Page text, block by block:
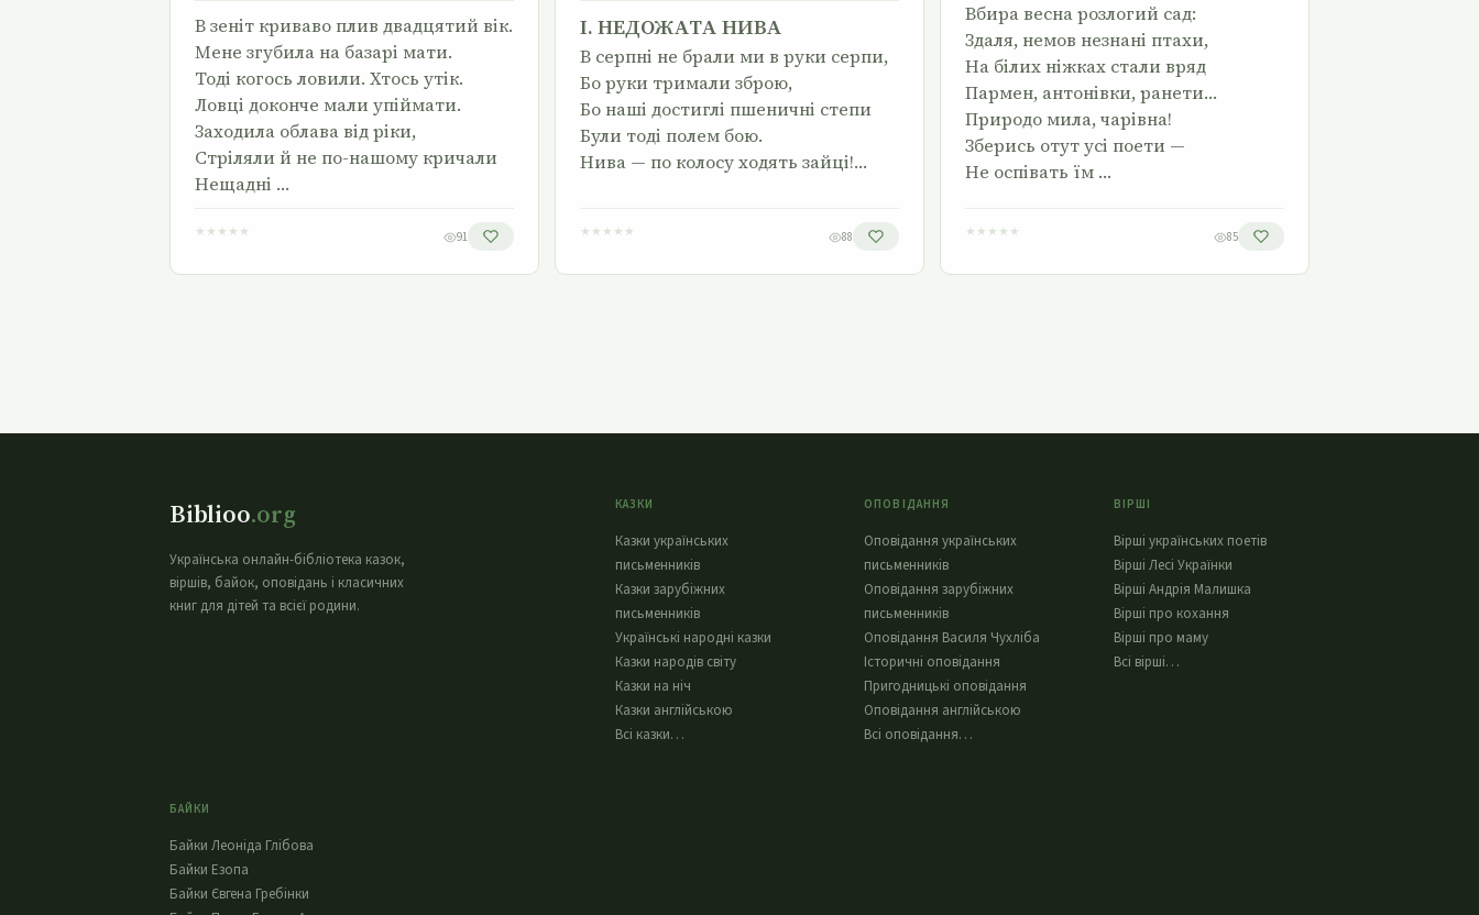
В зеніт криваво плив двадцятий вік.
Мене згубила на базарі мати.
Тоді когось ловили. Хтось утік.
Ловці доконче мали упіймати.
Заходила облава від ріки,
Стріляли й не по-нашому кричали
Нещадні …
★ ★ ★ ★ ★ 91
І. НЕДОЖАТА НИВА
В серпні не брали ми в руки серпи,
Бо руки тримали зброю,
Бо наші достиглі пшеничні степи
Були тоді полем бою.
Нива — по колосу ходять зайці!…
★ ★ ★ ★ ★ 88
Вбира весна розлогий сад:
Здаля, немов незнані птахи,
На білих ніжках стали вряд
Пармен, антонівки, ранети…
Природо мила, чарівна!
Зберись отут усі поети —
Не оспівать їм …
★ ★ ★ ★ ★ 85
Biblioo.org
Українська онлайн-бібліотека казок,
віршів, байок, оповідань і класичних
книг для дітей та всієї родини.
КАЗКИ
Казки українських
письменників
Казки зарубіжних
письменників
Українські народні казки
Казки народів світу
Казки на ніч
Казки англійською
Всі казки…
ОПОВІДАННЯ
Оповідання українських
письменників
Оповідання зарубіжних
письменників
Оповідання Василя Чухліба
Історичні оповідання
Пригодницькі оповідання
Оповідання англійською
Всі оповідання…
ВІРШІ
Вірші українських поетів
Вірші Лесі Українки
Вірші Андрія Малишка
Вірші про кохання
Вірші про маму
Всі вірші…
БАЙКИ
Байки Леоніда Глібова
Байки Езопа
Байки Євгена Гребінки